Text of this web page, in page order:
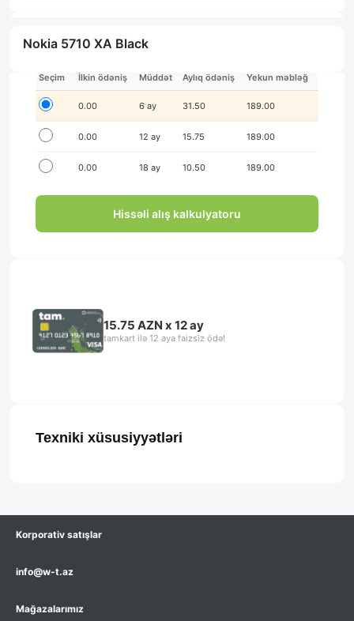
Nokia 5710 XA Black
İlkin ödənişsiz hissə-hissə ödə!
Seçim İlkin ödəniş Müddət Aylıq ödəniş Yekun məbləğ
0.00 6 ay 31.50 189.00
0.00 12 ay 15.75 189.00
0.00 18 ay 10.50 189.00
Hissəli alış kalkulyatoru
15.75 AZN x 12 ay
tamkart ilə 12 aya faizsiz ödə!
Texniki xüsusiyyətləri
Korporativ satışlar
info@w-t.az
Mağazalarımız